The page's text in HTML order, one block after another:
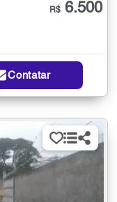
R$ 6.500
Contatar